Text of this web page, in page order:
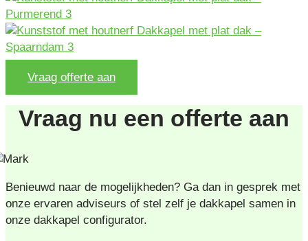
Vraag offerte aan
Vraag nu een offerte aan
Benieuwd naar de mogelijkheden? Ga dan in gesprek met
onze ervaren adviseurs of stel zelf je dakkapel samen in
onze dakkapel configurator.